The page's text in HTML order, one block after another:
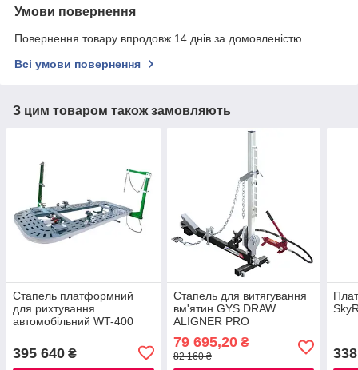
Умови повернення
Повернення товару впродовж 14 днів за домовленістю
Всі умови повернення
З цим товаром також замовляють
Стапель платформний
для рихтування
автомобільний WT-400
395 640 ₴
Стапель для витягування
вм'ятин GYS DRAW
ALIGNER PRO
79 695,20₴
82 160 ₴